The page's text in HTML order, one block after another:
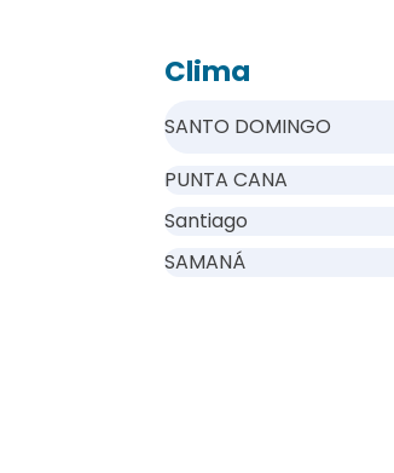
Clima
SANTO DOMINGO
PUNTA CANA
Santiago
SAMANÁ